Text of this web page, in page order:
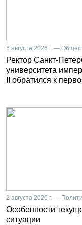
6 августа 2026 г. —
Ректор Санкт-
университета
II обратился к
2 августа 2026 г. —
Особенности
ситуации